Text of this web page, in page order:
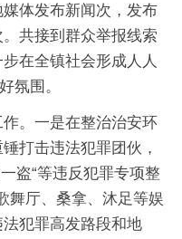
体发布新闻次，发布
共接到群众举报线索
在全镇社会形成人人
氛围。
作。一是在整治治安环
打击违法犯罪团伙，
盗“等违反犯罪专项整
舞厅、桑拿、沐足等娱
犯罪高发路段和地